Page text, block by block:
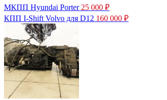
МКПП Hyundai Porter 25 000 ₽
КПП I-Shift Volvo для D12 160 000 ₽